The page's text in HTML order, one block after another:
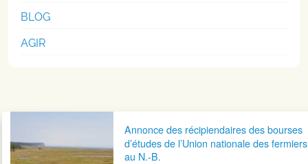
BLOG
AGIR
Navigation postaleAnnonce des récipiendaires des bourses
d’études de l’Union nationale des fermiers
au N.-B.